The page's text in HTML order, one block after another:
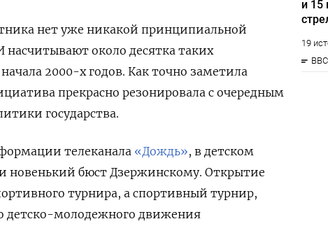
нет уже никакой принципиальной
около десятка таких
2000-х годов. Как точно заметила
прекрасно резонировала с очередным
государства.
телеканала «Дождь», в детском
новенький бюст Дзержинскому. Открытие
турнира, а спортивный турнир,
детско-молодежного движения